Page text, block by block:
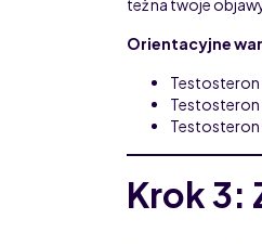
też na twoje
Orientacyjne
Testosteron
Testosteron
Testosteron
Krok 3: